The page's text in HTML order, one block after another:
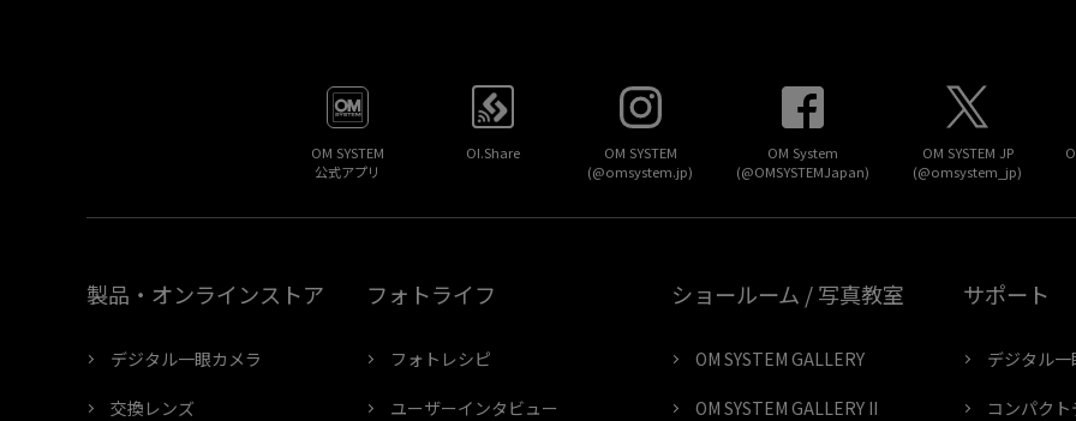
OM SYSTEM
公式アプリ
OI.Share
OM SYSTEM
(@omsystem.jp)
OM System
(@OMSYSTEMJapan)
OM SYSTEM JP
(@omsystem_jp)
製品・オンラインストア
デジタル一眼カメラ
交換レンズ
フォトライフ
フォトレシピ
ユーザーインタビュー
ショールーム / 写真教室
OM SYSTEM GALLERY
OM SYSTEM GALLERY II
サポート
デジタル一
コンパク